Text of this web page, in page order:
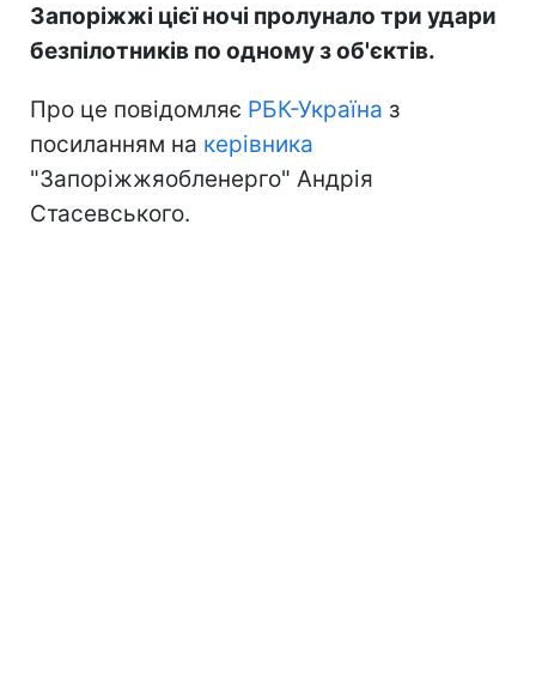
Запоріжжі цієї ночі пролунало три удари
безпілотників по одному з об'єктів.
Про це повідомляє РБК-Україна з
посиланням на керівника
"Запоріжжяобленерго" Андрія
Стасевського.